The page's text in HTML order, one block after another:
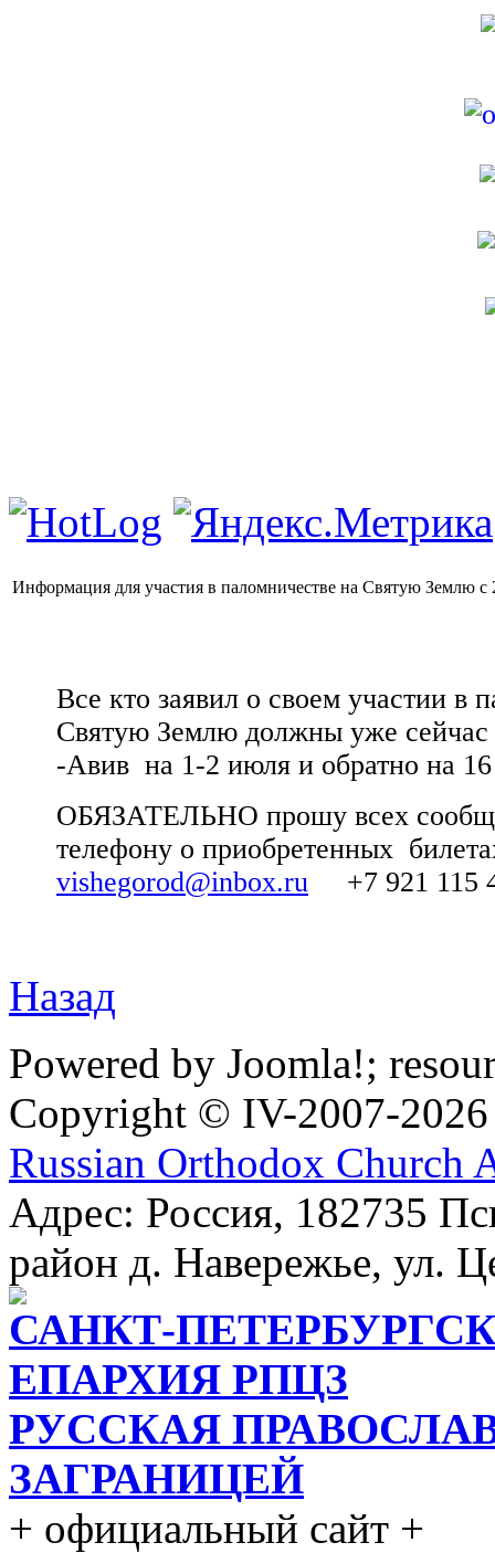
Информация для участия в паломничестве на Святую Землю с
Все кто заявил о своем участии в
Святую Землю должны уже сейчас
-Авив на 1-2 июля и обратно на
ОБЯЗАТЕЛЬНО прошу всех
телефону о приобретенных
vishegorod@inbox.ru
+7 921 115
Назад
Powered by Joomla!;
Copyright © IV-2007-2026
Russian Orthodox Church
Адрес: Россия, 182735
район д. Навережье, ул.
САНКТ-
ЕПАРХИЯ РПЦЗ
РУССКАЯ
ЗАГРАНИЦЕЙ
+ официальный сайт +